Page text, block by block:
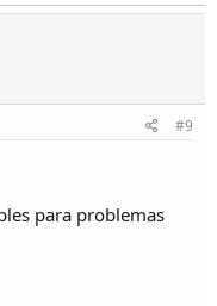
#9
para problemas